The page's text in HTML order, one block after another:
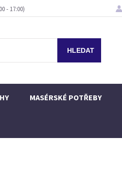
- 17:00)
MASÉRSKÉ POTŘEBY